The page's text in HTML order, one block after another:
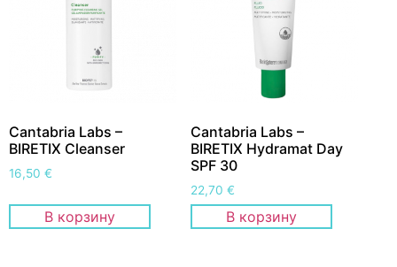
Cantabria Labs –
BIRETIX Cleanser
16,50 €
В корзину
Cantabria Labs –
BIRETIX Hydramat Day
SPF 30
22,70€
В корзину